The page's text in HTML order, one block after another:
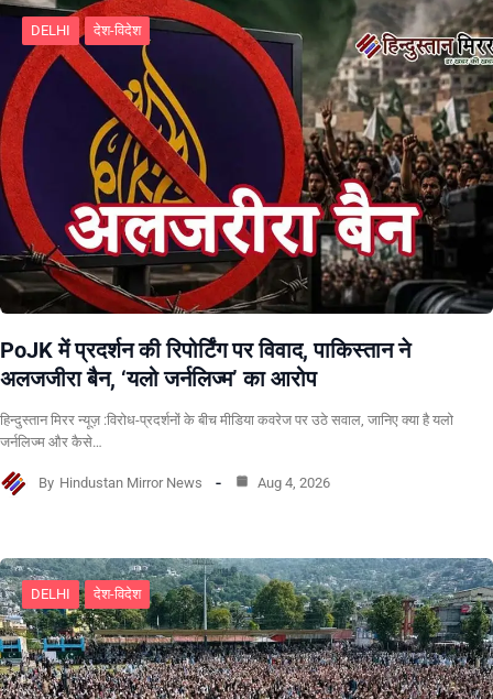
DELHI देश-विदेश
PoJK में प्रदर्शन की रिपोर्टिंग पर विवाद, पाकिस्तान ने
अलजजीरा बैन, ‘यलो जर्नलिज्म’ का आरोप
हिन्दुस्तान मिरर न्यूज़ :विरोध-प्रदर्शनों के बीच मीडिया कवरेज पर उठे सवाल, जानिए क्या है यलो
जर्नलिज्म और कैसे…
By Hindustan Mirror News Aug 4, 2026
DELHI देश-विदेश